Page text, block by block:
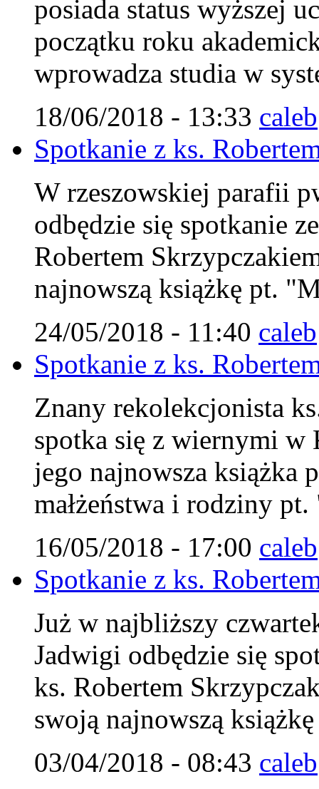
posiada status wyższej
początku roku
wprowadza studia w
18/06/2018 - 13:33 caleb
Spotkanie z ks.
W rzeszowskiej parafii
odbędzie się spotkanie
Robertem
najnowszą książkę pt.
24/05/2018 - 11:40 caleb
Spotkanie z ks.
Znany rekolekcjonista
spotka się z wiernymi w
jego najnowsza książka
małżeństwa i rodziny
16/05/2018 - 17:00 caleb
Spotkanie z ks.
Już w najbliższy
Jadwigi odbędzie się
ks. Robertem
swoją najnowszą
03/04/2018 - 08:43 caleb